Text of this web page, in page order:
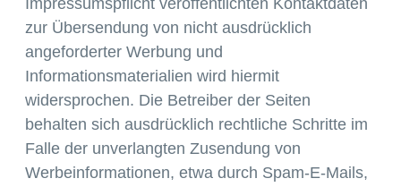
Impressumspflicht veröffentlichten Kontaktdaten
zur Übersendung von nicht ausdrücklich
angeforderter Werbung und
Informationsmaterialien wird hiermit
widersprochen. Die Betreiber der Seiten
behalten sich ausdrücklich rechtliche Schritte im
Falle der unverlangten Zusendung von
Werbeinformationen, etwa durch Spam-E-Mails,